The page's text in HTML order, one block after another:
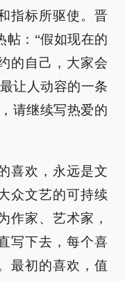
指标所驱使。晋
帖：“假如现在的
的自己，大家会
让人动容的一条
请继续写热爱的
喜欢，永远是文
众文艺的可持续
作家、艺术家，
写下去，每个喜
最初的喜欢，值